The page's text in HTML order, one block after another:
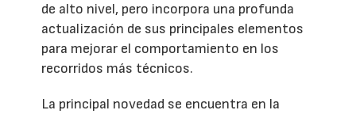
de alto nivel, pero incorpora una profunda
actualización de sus principales elementos
para mejorar el comportamiento en los
recorridos más técnicos.
La principal novedad se encuentra en la